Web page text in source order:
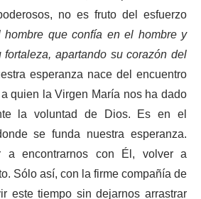
no es fruto del esfuerzo
que confía en el hombre y
apartando su corazón del
esperanza nace del encuentro
quien la Virgen María nos ha dado
la voluntad de Dios. Es en el
se funda nuestra esperanza.
a encontrarnos con Él, volver a
Sólo así, con la firme compañía de
este tiempo sin dejarnos arrastrar